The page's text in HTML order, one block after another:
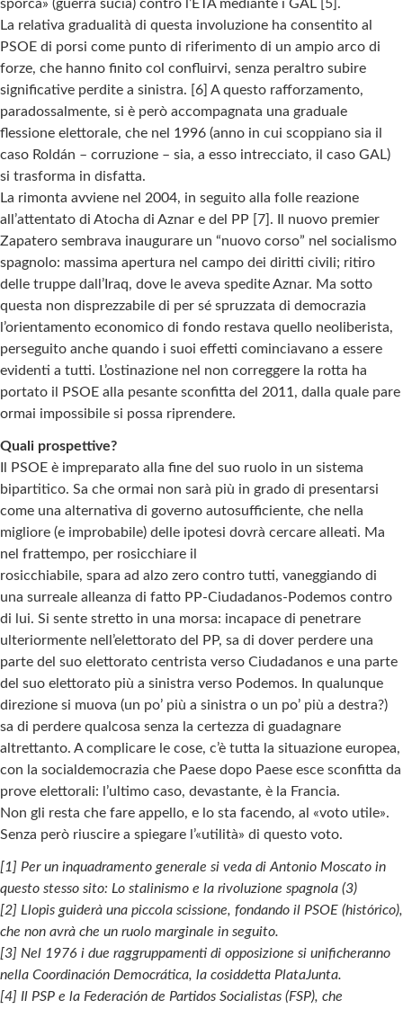
sporca» (guerra sucia) contro l’ETA mediante i GAL [5].
La relativa gradualità di questa involuzione ha consentito al
PSOE di porsi come punto di riferimento di un ampio arco di
forze, che hanno finito col confluirvi, senza peraltro subire
significative perdite a sinistra. [6] A questo rafforzamento,
paradossalmente, si è però accompagnata una graduale
flessione elettorale, che nel 1996 (anno in cui scoppiano sia il
caso Roldán – corruzione – sia, a esso intrecciato, il caso GAL)
si trasforma in disfatta.
La rimonta avviene nel 2004, in seguito alla folle reazione
all’attentato di Atocha di Aznar e del PP [7]. Il nuovo premier
Zapatero sembrava inaugurare un “nuovo corso” nel socialismo
spagnolo: massima apertura nel campo dei diritti civili; ritiro
delle truppe dall’Iraq, dove le aveva spedite Aznar. Ma sotto
questa non disprezzabile di per sé spruzzata di democrazia
l’orientamento economico di fondo restava quello neoliberista,
perseguito anche quando i suoi effetti cominciavano a essere
evidenti a tutti. L’ostinazione nel non correggere la rotta ha
portato il PSOE alla pesante sconfitta del 2011, dalla quale pare
ormai impossibile si possa riprendere.
Quali prospettive?
Il PSOE è impreparato alla fine del suo ruolo in un sistema
bipartitico. Sa che ormai non sarà più in grado di presentarsi
come una alternativa di governo autosufficiente, che nella
migliore (e improbabile) delle ipotesi dovrà cercare alleati. Ma
nel frattempo, per rosicchiare il
rosicchiabile, spara ad alzo zero contro tutti, vaneggiando di
una surreale alleanza di fatto PP-Ciudadanos-Podemos contro
di lui. Si sente stretto in una morsa: incapace di penetrare
ulteriormente nell’elettorato del PP, sa di dover perdere una
parte del suo elettorato centrista verso Ciudadanos e una parte
del suo elettorato più a sinistra verso Podemos. In qualunque
direzione si muova (un po’ più a sinistra o un po’ più a destra?)
sa di perdere qualcosa senza la certezza di guadagnare
altrettanto. A complicare le cose, c’è tutta la situazione europea,
con la socialdemocrazia che Paese dopo Paese esce sconfitta da
prove elettorali: l’ultimo caso, devastante, è la Francia.
Non gli resta che fare appello, e lo sta facendo, al «voto utile».
Senza però riuscire a spiegare l’«utilità» di questo voto.
[1] Per un inquadramento generale si veda di Antonio Moscato in
questo stesso sito: Lo stalinismo e la rivoluzione spagnola (3)
[2] Llopis guiderà una piccola scissione, fondando il PSOE (histórico),
che non avrà che un ruolo marginale in seguito.
[3] Nel 1976 i due raggruppamenti di opposizione si unificheranno
nella Coordinación Democrática, la cosiddetta PlataJunta.
[4] Il PSP e la Federación de Partidos Socialistas (FSP), che